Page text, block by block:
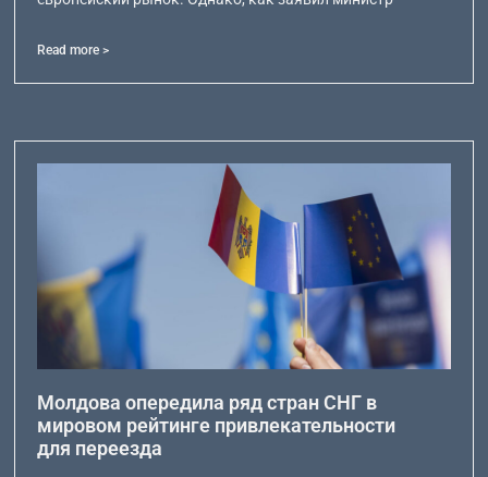
Read more >
Молдова опередила ряд стран СНГ в
мировом рейтинге привлекательности
для переезда